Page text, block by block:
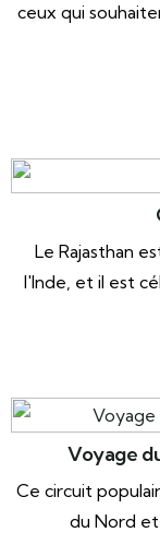
ceux qui
Le Rajasthan
l'Inde, et il est
Voyage
Ce circuit
du Nord et